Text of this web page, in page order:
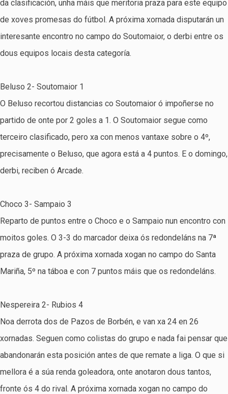
da clasificación, unha máis que meritoria praza para este equipo
de xoves promesas do fútbol. A próxima xornada disputarán un
interesante encontro no campo do Soutomaior, o derbi entre os
dous equipos locais desta categoría.
Beluso 2- Soutomaior 1
O Beluso recortou distancias co Soutomaior ó impoñerse no
partido de onte por 2 goles a 1. O Soutomaior segue como
terceiro clasificado, pero xa con menos vantaxe sobre o 4º,
precisamente o Beluso, que agora está a 4 puntos. E o domingo,
derbi, reciben ó Arcade.
Choco 3- Sampaio 3
Reparto de puntos entre o Choco e o Sampaio nun encontro con
moitos goles. O 3-3 do marcador deixa ós redondeláns na 7ª
praza de grupo. A próxima xornada xogan no campo do Santa
Mariña, 5º na táboa e con 7 puntos máis que os redondeláns.
Nespereira 2- Rubios 4
Noa derrota dos de Pazos de Borbén, e van xa 24 en 26
xornadas. Seguen como colistas do grupo e nada fai pensar que
abandonarán esta posición antes de que remate a liga. O que si
mellora é a súa renda goleadora, onte anotaron dous tantos,
fronte ós 4 do rival. A próxima xornada xogan no campo do